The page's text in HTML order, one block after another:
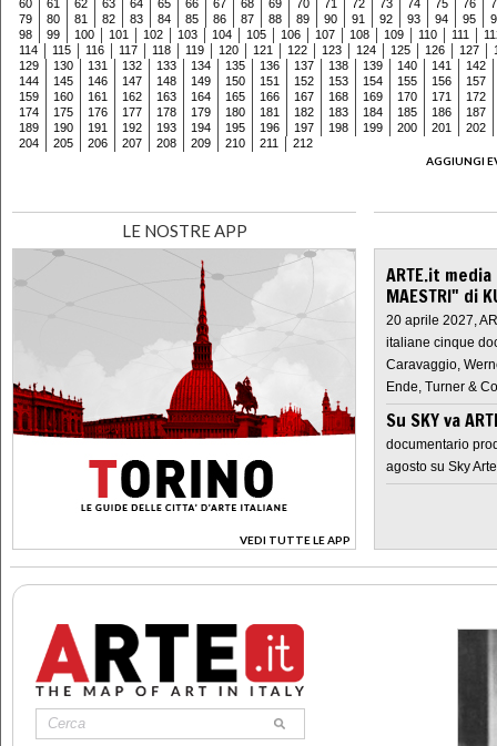
60 61 62 63 64 65 66 67 68 69 70 71 72 73 74 75 76
79
80 81 82 83 84 85 86 87 88 89 90 91 92 93 94 95
98
99 100 101 102 103 104 105 106 107 108 109 110 111
114
115 116 117 118 119 120 121 122 123 124 125 126 127
129
130 131 132 133 134 135 136 137 138 139 140 141
142
144
145 146 147 148 149 150 151 152 153 154 155 156
157
159
160 161 162 163 164 165 166 167 168 169 170 171
172
174
175 176 177 178 179 180 181 182 183 184 185 186
187
189
190 191 192 193 194 195 196 197 198 199 200 201
202
204
205 206 207 208 209 210 211
212
AGGIUNGI
LE NOSTRE APP
VEDI TUTTE LE APP
>
ARTE.it
MAESTRI" di
20 aprile 2027,
italiane cinque
Caravaggio,
Ende, Turner &
Su SKY va
documentario
agosto su Sky Arte